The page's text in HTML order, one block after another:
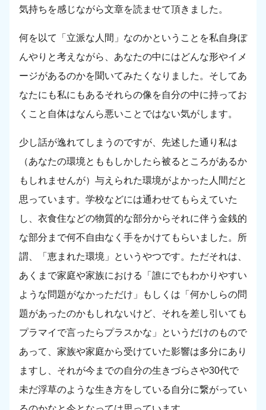
気持ちを感じながら文章を読ませて頂きました。
何を以て「立派な人間」なのかということを私自身ぼ
んやりと考えながら、あなたの中にはどんな形やイメ
ージがあるのかを聞いてみたくなりました。そしてあ
なたにも私にもあるそれらの像を自分の中に持ってお
くこと自体はなんら悪いことではない気がします。
少し話が逸れてしまうのですが、先述した通り私は
（あなたの環境とももしかしたら被るところがあるか
もしれませんが）与えられた環境がよかった人間だと
思っています。学校などには通わせてもらえていた
し、衣食住などの物質的な部分からそれに伴う金銭的
な部分まで何不自由なく手をかけてもらいました。所
謂、「恵まれた環境」というやつです。ただそれは、
あくまで家庭や家族における「誰にでもわかりやすい
ような問題がなかっただけ」もしくは「何かしらの問
題があったのかもしれないけど、それを差し引いても
プラマイで言ったらプラスかな」というだけのもので
あって、家族や家庭から受けていた影響は多分にあり
ますし、それが今までの自分の生きづらさや30代で
未だ浮草のような生き方をしている自分に繋がってい